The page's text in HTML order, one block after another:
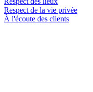
Respect de la vie privée
À l'écoute des clients